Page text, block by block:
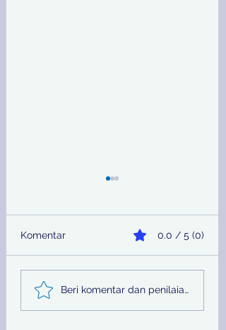
Telusuri Aliran Rp 29
Miliar Hasil Judi
Online, Kejari
Komentar 0.0 / 5 (0)
Beri komentar dan penilaian...